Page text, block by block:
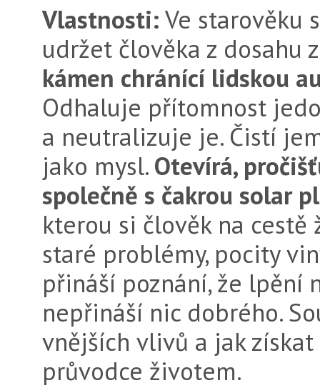
Vlastnosti:Ve starověku
udržet člověka z dosahu
kámen chránící lidskou
Odhaluje přítomnost
a neutralizuje je. Čistí
jako mysl.Otevírá,
společně s čakrou solar
kterou si člověk na
staré problémy, pocity
přináší poznání, že
nepřináší nic dobrého.
vnějších vlivů a jak
průvodce životem.